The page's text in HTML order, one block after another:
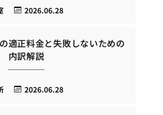
2026.06.28
適正料金と失敗しないための
内訳解説
2026.06.28